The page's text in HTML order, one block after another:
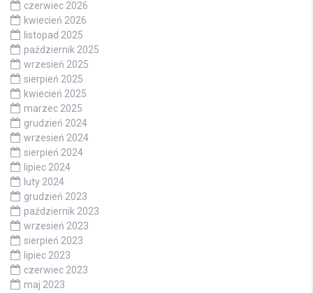
czerwiec 2026
kwiecień 2026
listopad 2025
październik 2025
wrzesień 2025
sierpień 2025
kwiecień 2025
marzec 2025
grudzień 2024
wrzesień 2024
sierpień 2024
lipiec 2024
luty 2024
grudzień 2023
październik 2023
wrzesień 2023
sierpień 2023
lipiec 2023
czerwiec 2023
maj 2023